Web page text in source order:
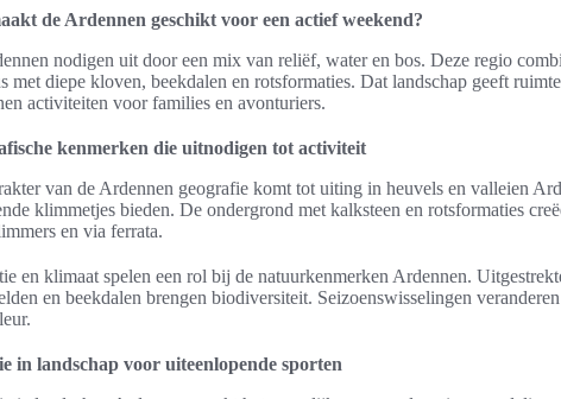
de Ardennen geschikt voor een actief weekend?
nodigen uit door een mix van reliëf, water en bos. Deze regio
met diepe kloven, beekdalen en rotsformaties. Dat landschap geeft
activiteiten voor families en avonturiers.
kenmerken die uitnodigen tot activiteit
van de Ardennen geografie komt tot uiting in heuvels en valleien
klimmetjes bieden. De ondergrond met kalksteen en rotsformaties
en via ferrata.
en klimaat spelen een rol bij de natuurkenmerken Ardennen.
en beekdalen brengen biodiversiteit. Seizoenswisselingen
in landschap voor uiteenlopende sporten